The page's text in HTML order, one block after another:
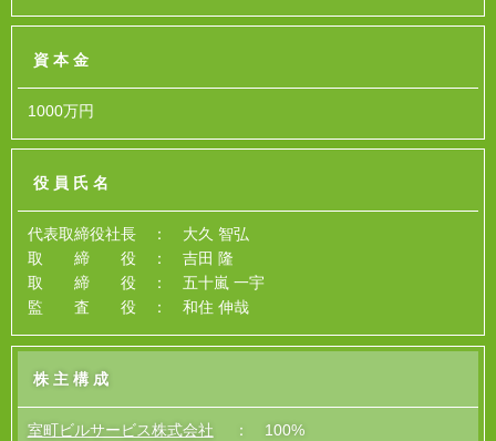
資本金
1000万円
役員氏名
代表取締役社長 ： 大久 智弘
取 締 役 ： 吉田 隆
取 締 役 ： 五十嵐 一宇
監 査 役 ： 和住 伸哉
株主構成
室町ビルサービス株式会社 ： 100%